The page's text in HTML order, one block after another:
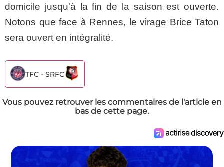
domicile jusqu'à la fin de la saison est ouverte.
Notons que face à Rennes, le virage Brice Taton
sera ouvert en intégralité.
TFC - SRFC
Vous pouvez retrouver les commentaires de l'article en
bas de cette page.